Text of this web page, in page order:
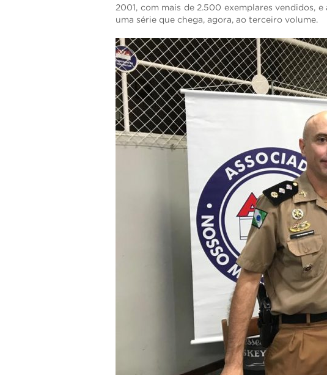
2001, com mais de 2.500 exemplares vendidos,
uma série que chega, agora, ao terceiro volume.